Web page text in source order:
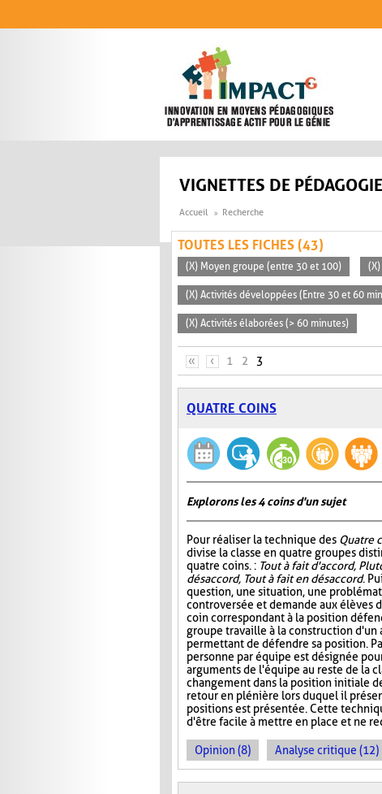
VIGNETTES DE
Accueil Recherche
TOUTES LES FICHES (43)
(X) Moyen groupe (entre 30 et 100)
(X) Activités développées (Entre 30 et 60
(X) Activités élaborées (> 60 minutes)
PAGES
« ‹ 1 2 3
QUATRE COINS
Explorons les 4 coins d'un sujet
Pour réaliser la technique des Quatre
divise la classe en quatre groupes
quatre coins. : Tout à fait d'accord,
désaccord, Tout à fait en désaccord.
question, une situation, une
controversée et demande aux élèves
coin correspondant à la position
groupe travaille à la construction d'un
permettant de défendre sa position.
personne par équipe est désignée
arguments de l'équipe au reste de la
changement dans la position initiale
retour en plénière lors duquel il
positions est présentée. Cette
d'être facile à mettre en place et ne
Opinion (8) Analyse critique (12)